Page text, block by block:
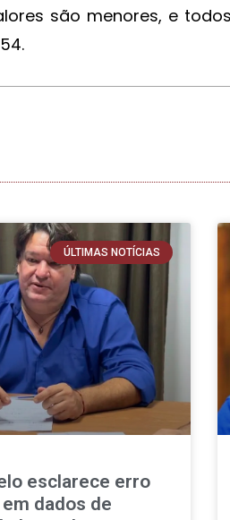
são menores, e todos
ÚLTIMAS NOTÍCIAS
esclarece erro
dados de